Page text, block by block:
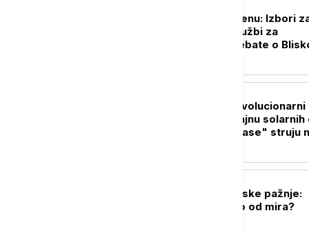
Kampanja u Mičigenu: Izbori
Senat između optužbi za
antisemitizam i debate o
Kosmički ples: Revolucionarni
snimci otkrivaju tajnu solarnih
koje mogu da "ugase" struju
Gaza u senci svetske pažnje:
Koliko smo daleko od mira?